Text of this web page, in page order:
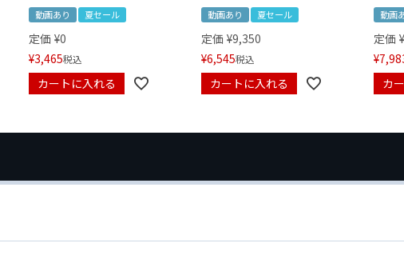
動画あり 夏セール
定価 ¥0
¥3,465税込
カートに入れる
動画あり 夏セール
定価 ¥9,350
¥6,545税込
カートに入れる
動画
定価 ¥
¥
カ